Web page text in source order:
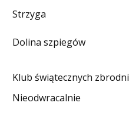
KONTAKT
Strzyga
Dolina szpiegów
Klub świątecznych zbrodni
Nieodwracalnie